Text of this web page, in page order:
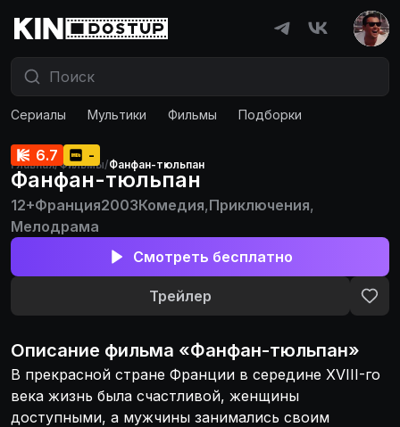
Сериалы Мультики Фильмы Подборки
Главная/Фильмы/Фанфан-тюльпан
6.7 -
Фанфан-тюльпан
12+Франция2003Комедия,Приключения,
Мелодрама
Смотреть бесплатно
Трейлер
Описание фильма «Фанфан-тюльпан»
В прекрасной стране Франции в середине XVIII-го
века жизнь была счастливой, женщины
доступными, а мужчины занимались своим